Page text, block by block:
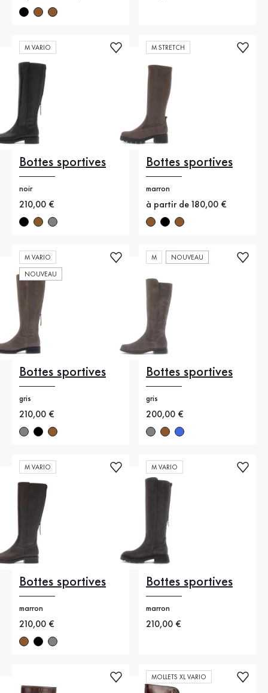
M VARIO
Bottes sportives
noir
Nouveau prix
210,00 €
M STRETCH
Bottes sportives
marron
Nouveau prix
à partir de 180,00 €
M VARIO
NOUVEAU
Bottes sportives
gris
Nouveau prix
210,00 €
M NOUVEAU
Bottes sportives
gris
Nouveau prix
200,00 €
M VARIO
Bottes sportives
marron
Nouveau prix
210,00 €
M VARIO
Bottes sportives
marron
Nouveau prix
210,00 €
MOLLETS XL VARIO